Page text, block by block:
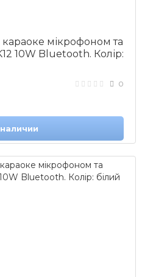
мікрофоном та
10W Bluetooth. Колір:
0